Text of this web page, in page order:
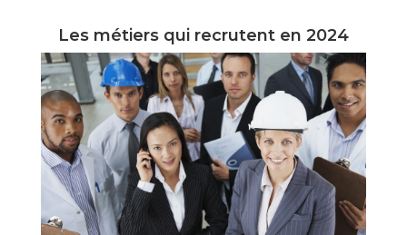
Les métiers qui recrutent en 2024